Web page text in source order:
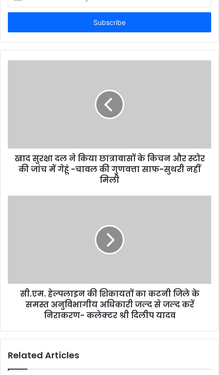
t
r
y
s
खाद सुरक्षा दल ने किया छात्रावासों के किचन और स्टोर
की जांच में गेहूं -चावल की गुणवत्ता साफ-सुथरी नहीं
मिली
सी.एम. हेल्पलाइन की शिकायतों का कटनी जिले के
समस्त अनुविभागीय अधिकारी जल्द से जल्द करें
निराकरण- कलेक्टर श्री दिलीप यादव
Related Articles